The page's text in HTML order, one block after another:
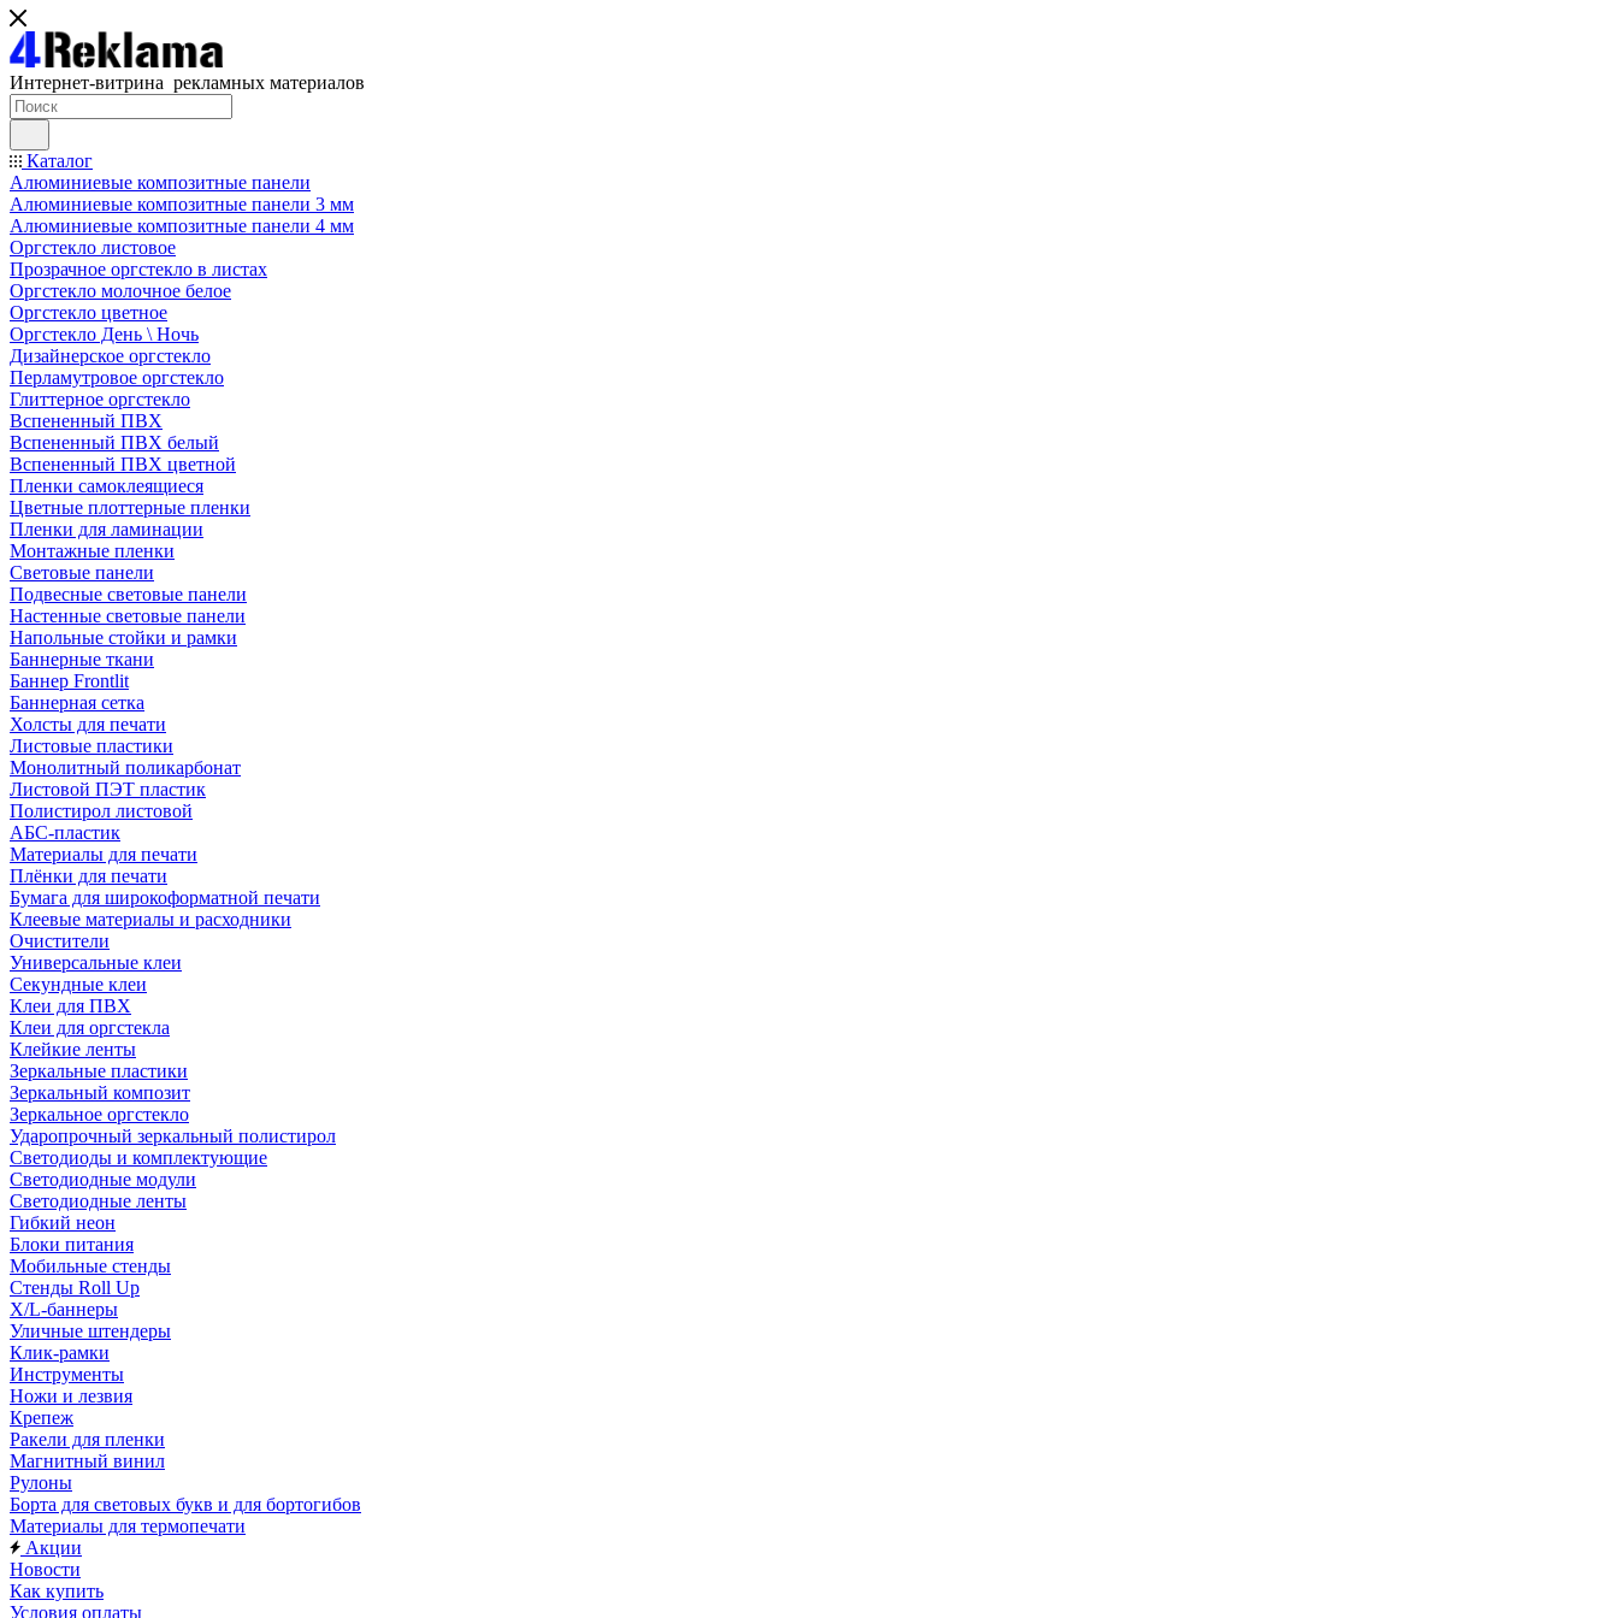
Интернет-витрина рекламных материалов
Каталог
Алюминиевые композитные панели
Алюминиевые композитные панели 3 мм
Алюминиевые композитные панели 4 мм
Оргстекло листовое
Прозрачное оргстекло в листах
Оргстекло молочное белое
Оргстекло цветное
Оргстекло День \ Ночь
Дизайнерское оргстекло
Перламутровое оргстекло
Глиттерное оргстекло
Вспененный ПВХ
Вспененный ПВХ белый
Вспененный ПВХ цветной
Пленки самоклеящиеся
Цветные плоттерные пленки
Пленки для ламинации
Монтажные пленки
Световые панели
Подвесные световые панели
Настенные световые панели
Напольные стойки и рамки
Баннерные ткани
Баннер Frontlit
Баннерная сетка
Холсты для печати
Листовые пластики
Монолитный поликарбонат
Листовой ПЭТ пластик
Полистирол листовой
АБС-пластик
Материалы для печати
Плёнки для печати
Бумага для широкоформатной печати
Клеевые материалы и расходники
Очистители
Универсальные клеи
Секундные клеи
Клеи для ПВХ
Клеи для оргстекла
Клейкие ленты
Зеркальные пластики
Зеркальный композит
Зеркальное оргстекло
Ударопрочный зеркальный полистирол
Светодиоды и комплектующие
Светодиодные модули
Светодиодные ленты
Гибкий неон
Блоки питания
Мобильные стенды
Стенды Roll Up
X/L-баннеры
Уличные штендеры
Клик-рамки
Инструменты
Ножи и лезвия
Крепеж
Ракели для пленки
Магнитный винил
Рулоны
Борта для световых букв и для бортогибов
Материалы для термопечати
Акции
Новости
Как купить
Условия оплаты